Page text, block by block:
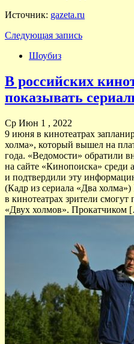
Источник: gazeta.ru
Следующая запись
Шоубиз
В российских
показывать
Ср Июн 1 , 2022
9 июня в кинотеатрах
холма», который вышел на
года. «Ведомости» обратили
на сайте «Кинопоиска» среди
и подтвердили эту
(Кадр из сериала «Два холма»)
в кинотеатрах зрители
«Двух холмов». Прокатчиком